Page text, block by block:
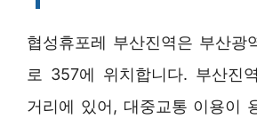
협성휴포레 부산진역은 부산광
로 357에 위치합니다. 부산진
거리에 있어, 대중교통 이용이